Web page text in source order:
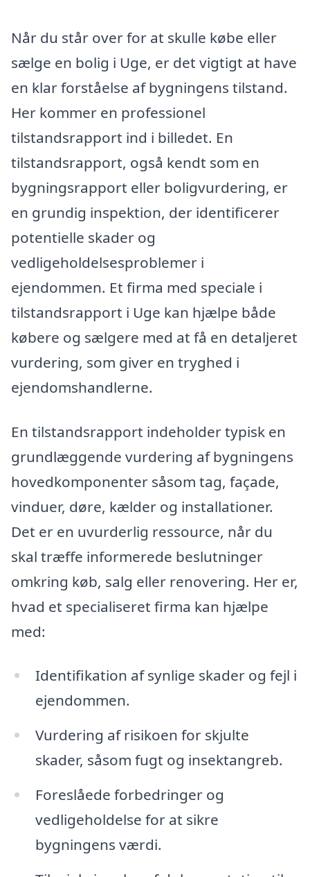
Når du står over for at skulle købe eller
sælge en bolig i Uge, er det vigtigt at have
en klar forståelse af bygningens tilstand.
Her kommer en professionel
tilstandsrapport ind i billedet. En
tilstandsrapport, også kendt som en
bygningsrapport eller boligvurdering, er
en grundig inspektion, der identificerer
potentielle skader og
vedligeholdelsesproblemer i
ejendommen. Et firma med speciale i
tilstandsrapport i Uge kan hjælpe både
købere og sælgere med at få en detaljeret
vurdering, som giver en tryghed i
ejendomshandlerne.
En tilstandsrapport indeholder typisk en
grundlæggende vurdering af bygningens
hovedkomponenter såsom tag, façade,
vinduer, døre, kælder og installationer.
Det er en uvurderlig ressource, når du
skal træffe informerede beslutninger
omkring køb, salg eller renovering. Her er,
hvad et specialiseret firma kan hjælpe
med:
Identifikation af synlige skader og fejl i
ejendommen.
Vurdering af risikoen for skjulte
skader, såsom fugt og insektangreb.
Foreslåede forbedringer og
vedligeholdelse for at sikre
bygningens værdi.